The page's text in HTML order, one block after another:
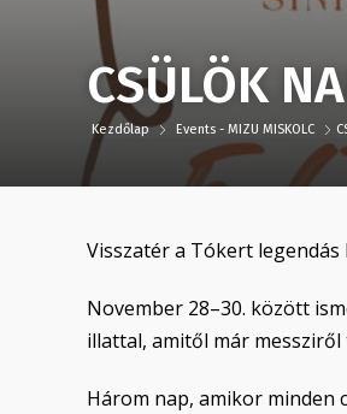
CSÜLÖK
Kezdőlap Events - MIZU MISKOLC
Visszatér a Tókert legendás
November 28–30. között
illattal, amitől már messziről
Három nap, amikor minden